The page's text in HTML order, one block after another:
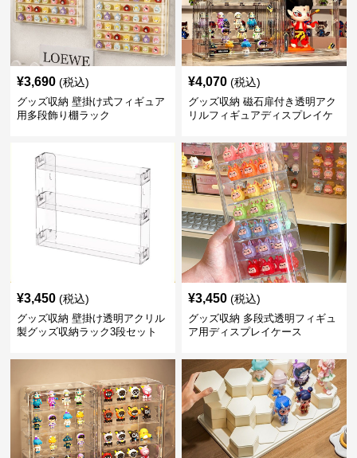
¥3,690 (税込)
グッズ収納 壁掛け式フィギュア
用多段飾り棚ラック
¥4,070 (税込)
グッズ収納 磁石扉付き透明アク
リルフィギュアディスプレイケ
¥3,450 (税込)
グッズ収納 壁掛け透明アクリル
製グッズ収納ラック3段セット
¥3,450 (税込)
グッズ収納 多段式透明フィギュ
ア用ディスプレイケース